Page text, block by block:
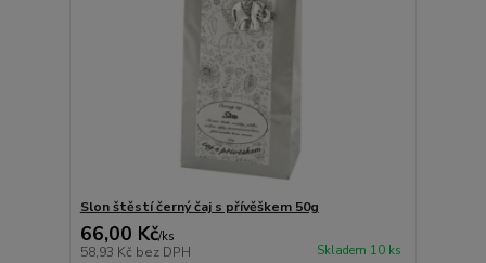
Slon štěstí černý čaj s přívěškem 50g
66,00 Kč/ks
58,93 Kč bez DPH Skladem 10 ks